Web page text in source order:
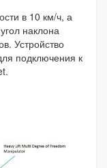
в 10 км/ч, а
наклона
Устройство
подключения к